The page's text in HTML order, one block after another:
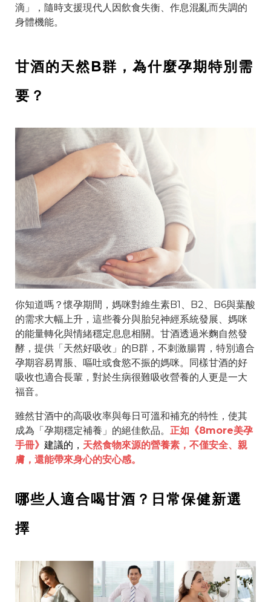
滴」，隨時支援現代人因飲食失衡、作息混亂而失調的
身體機能。
甘酒的天然B群，為什麼孕期特別需
要？
你知道嗎？懷孕期間，媽咪對維生素B1、B2、B6與葉酸
的需求大幅上升，這些養分與胎兒神經系統發展、媽咪
的能量轉化與情緒穩定息息相關。甘酒透過米麴自然發
酵，提供「天然好吸收」的B群，不刺激腸胃，特別適合
孕期容易胃脹、嘔吐或食慾不振的媽咪。同樣甘酒的好
吸收也適合長輩，對於生病很難吸收營養的人更是一大
福音。
雖然甘酒中的高吸收率與每日可溫和補充的特性，使其
成為「孕期穩定補養」的絕佳飲品。 正如《8more美孕
手冊》 建議的， 天然食物來源的營養素，不僅安全、親
膚，還能帶來身心的安心感。
哪些人適合喝甘酒？日常保健新選
擇